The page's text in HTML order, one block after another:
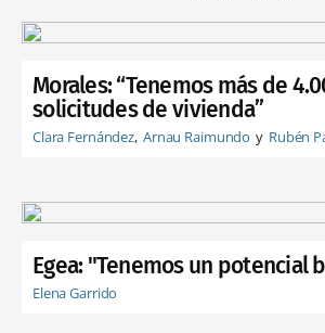
Morales: “Tenemos más de
solicitudes de vivienda”
Clara Fernández Arnau Raimundo Rubén
Egea: "Tenemos un potencial
Elena Garrido